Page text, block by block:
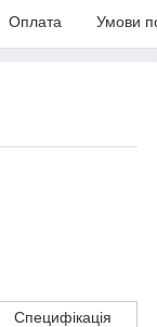
Оплата Умови
Специфікація